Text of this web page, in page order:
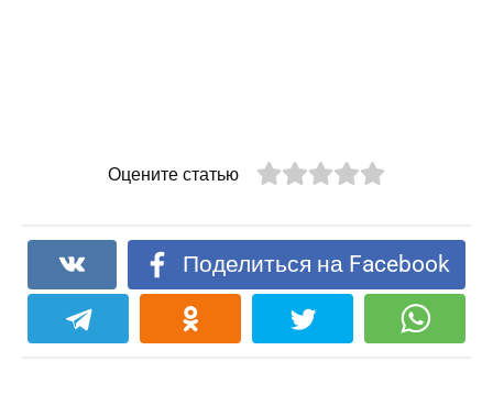
Оцените статью
Поделиться на Facebook